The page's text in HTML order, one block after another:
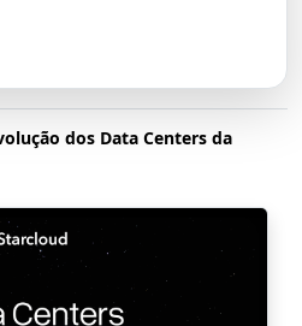
dos Data Centers da